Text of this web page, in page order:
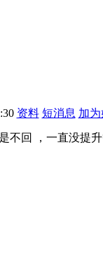
资料 短消息 加
不回 ，一直没提